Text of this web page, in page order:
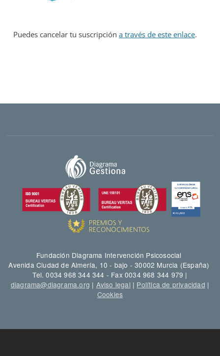
Puedes cancelar tu suscripción a través de este enlace.
Fundación Diagrama Intervención Psicosocial
Avenida Ciudad de Almería, 10 - bajo - 30002 Murcia (España)
Tel. 0034 968 344 344 - Fax 0034 968 344 979 |
diagrama@diagrama.org | Aviso legal | Política de privacidad |
Cookies